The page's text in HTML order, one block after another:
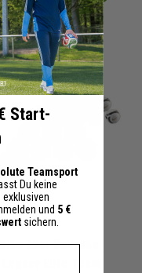
+ 2 Interessenten
20er Ballpaket
Start-
Teamsport
Du keine
exklusiven
und 5 €
sichern.